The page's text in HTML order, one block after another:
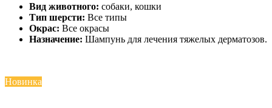
Вид животного: собаки, кошки
Тип шерсти: Все типы
Окрас: Все окрасы
Назначение: Шампунь для лечения тяжелых дерматозов.
Новинка